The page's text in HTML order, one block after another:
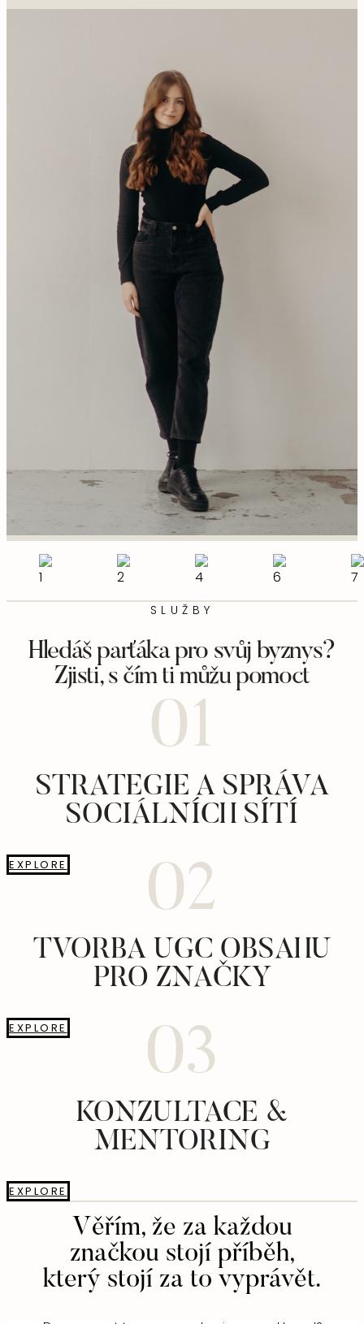
SLUŽBY
Hledáš parťáka pro svůj byznys?
Zjisti, s čím ti můžu pomoct
01
STRATEGIE A SPRÁVA
SOCIÁLNÍCH SÍTÍ
EXPLORE 02
TVORBA UGC OBSAHU
PRO ZNAČKY
EXPLORE 03
KONZULTACE &
MENTORING
EXPLORE
Věřím, že za každou
značkou stojí příběh,
který stojí za to vyprávět.